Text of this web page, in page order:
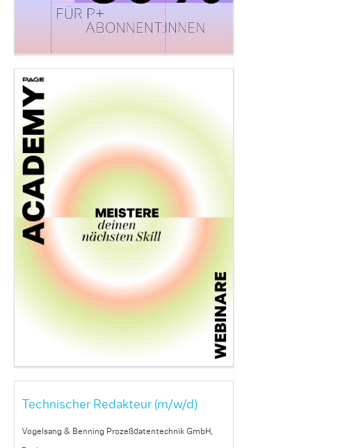
Technischer Redakteur (m/w/d)
Vogelsang & Benning Prozeßdatentechnik GmbH,